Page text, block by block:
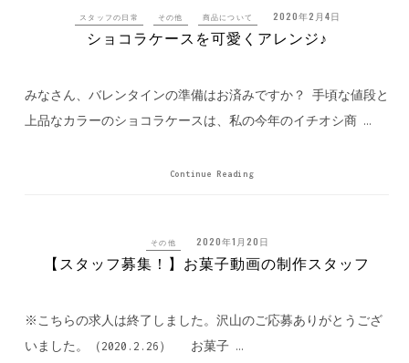
スタッフの日常 その他 商品について 2020年2月4日
ショコラケースを可愛くアレンジ♪
みなさん、バレンタインの準備はお済みですか？ 手頃な値段と
上品なカラーのショコラケースは、私の今年のイチオシ商 …
Continue Reading
その他 2020年1月20日
【スタッフ募集！】お菓子動画の制作スタッフ
※こちらの求人は終了しました。沢山のご応募ありがとうござ
いました。（2020.2.26） お菓子 …